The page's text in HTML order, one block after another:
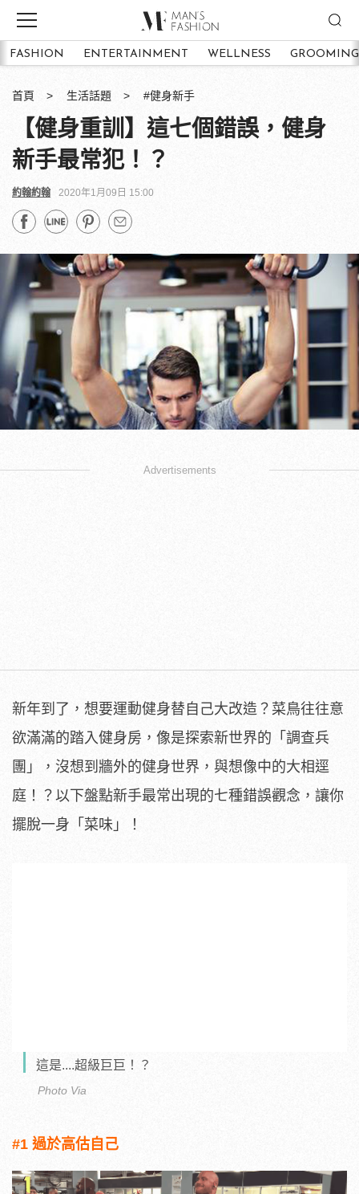
FASHION ENTERTAINMENT WELLNESS GROOMING
首頁 生活話題 #健身新手
【健身重訓】這七個錯誤，健身
新手最常犯！？
約翰約翰 2020年1月09日 15:00
Advertisements
新年到了，想要運動健身替自己大改造？菜鳥往往意
欲滿滿的踏入健身房，像是探索新世界的「調查兵
團」，沒想到牆外的健身世界，與想像中的大相逕
庭！？以下盤點新手最常出現的七種錯誤觀念，讓你
擺脫一身「菜味」！
這是....超級巨巨！？
Photo Via
#1 過於高估自己